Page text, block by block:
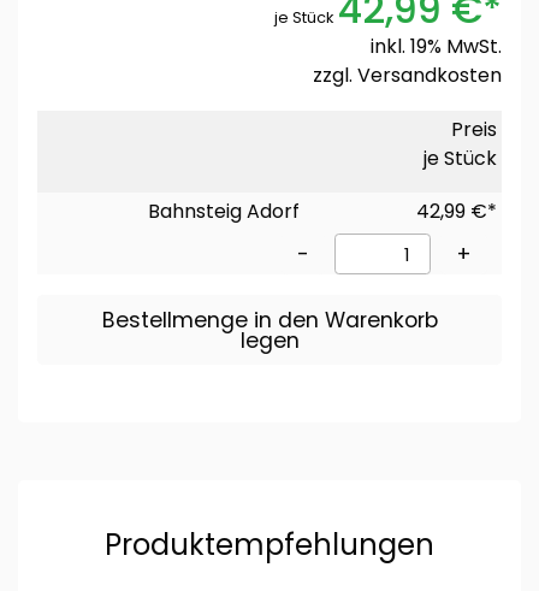
je Stück
inkl. 19% MwSt.
zzgl. Versandkosten
Preis
je Stück
Bahnsteig Adorf
42,99 €*
- +
Bestellmenge in den Warenkorb
legen
Produktempfehlungen